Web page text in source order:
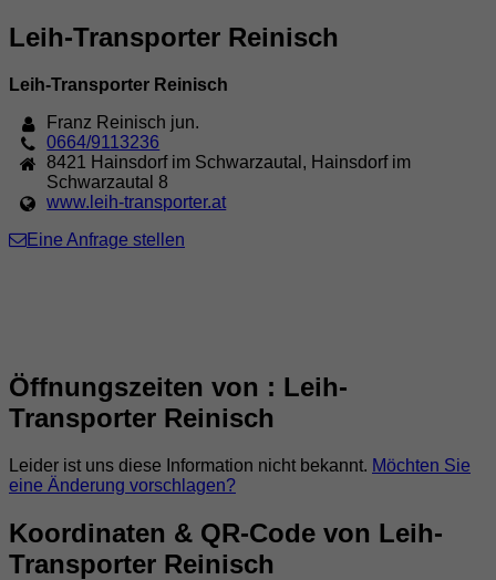
Leih-Transporter Reinisch
Leih-Transporter Reinisch
Franz Reinisch jun.
0664/9113236
8421
Hainsdorf im Schwarzautal , Hainsdorf im
Schwarzautal 8
www.leih-transporter.at
Eine Anfrage stellen
Öffnungszeiten von : Leih-
Transporter Reinisch
Leider ist uns diese Information nicht bekannt. Möchten Sie
eine Änderung vorschlagen?
Koordinaten & QR-Code von Leih-
Transporter Reinisch